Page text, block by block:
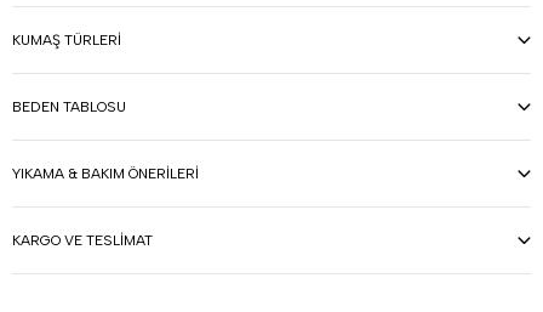
KUMAŞ TÜRLERI
BEDEN TABLOSU
YIKAMA & BAKIM ÖNERILERI
KARGO VE TESLIMAT